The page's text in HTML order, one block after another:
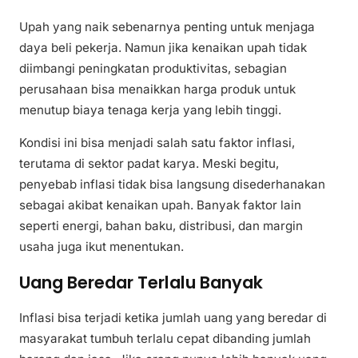
Upah yang naik sebenarnya penting untuk menjaga
daya beli pekerja. Namun jika kenaikan upah tidak
diimbangi peningkatan produktivitas, sebagian
perusahaan bisa menaikkan harga produk untuk
menutup biaya tenaga kerja yang lebih tinggi.
Kondisi ini bisa menjadi salah satu faktor inflasi,
terutama di sektor padat karya. Meski begitu,
penyebab inflasi tidak bisa langsung disederhanakan
sebagai akibat kenaikan upah. Banyak faktor lain
seperti energi, bahan baku, distribusi, dan margin
usaha juga ikut menentukan.
Uang Beredar Terlalu Banyak
Inflasi bisa terjadi ketika jumlah uang yang beredar di
masyarakat tumbuh terlalu cepat dibanding jumlah